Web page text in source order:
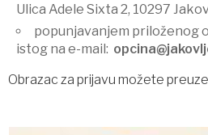
Ulica Adele Sixta 2, 10297
popunjavanjem priloženog
istog na e-mail:
Obrazac za prijavu možete